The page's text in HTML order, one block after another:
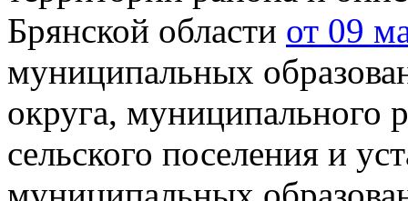
Брянской области от 09
муниципальных
округа, муниципального
сельского поселения и